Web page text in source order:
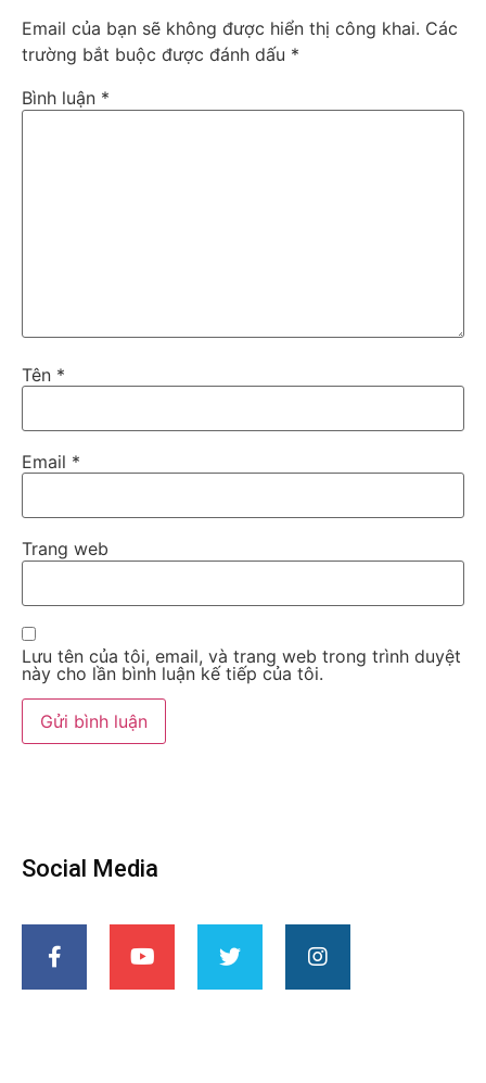
Email của bạn sẽ không được hiển thị công khai. Các
trường bắt buộc được đánh dấu *
Bình luận *
Tên *
Email *
Trang web
Lưu tên của tôi, email, và trang web trong trình duyệt
này cho lần bình luận kế tiếp của tôi.
Social Media